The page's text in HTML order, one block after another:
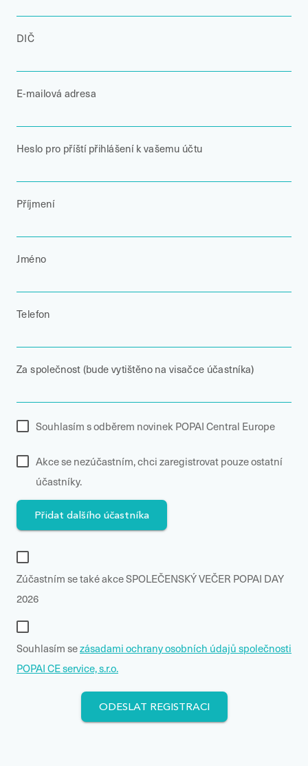
DIČ
E-mailová adresa
Heslo pro příští přihlášení k vašemu účtu
Příjmení
Jméno
Telefon
Za společnost (bude vytištěno na visačce účastníka)
Souhlasím s odběrem novinek POPAI Central Europe
Akce se nezúčastním, chci zaregistrovat pouze ostatní
účastníky.
Přidat dalšího účastníka
Zúčastním se také akce SPOLEČENSKÝ VEČER POPAI DAY
2026
Souhlasím sezásadami ochrany osobních údajů společnosti
POPAI CE service, s.r.o.
ODESLAT REGISTRACI